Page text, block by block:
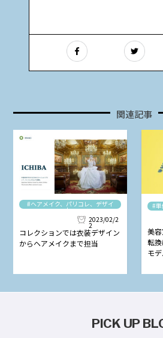
関連記事
#ヘアメイク、パリコレ、デザイ
ナー
2023/02/2
2
コレクションでは衣装デザイン
からヘアメイクまで担当
#
美
転
モ
PICK UP